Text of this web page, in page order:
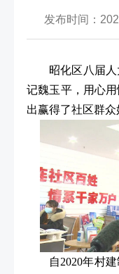
发布时间：
昭化区八届
记魏玉平，用心
出赢得了社区群众
自2020年村